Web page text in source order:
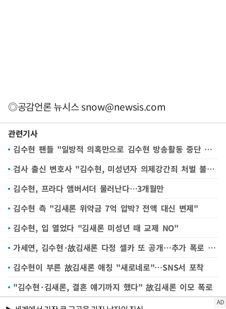
◎공감언론 뉴시스snow@newsis.com
관련기사
김수현 팬들 "일방적 의혹만으로 김수현 방송활동 중단 강요"
검사 출신 변호사 "김수현, 미성년자 의제강간죄 처벌 불가"
김수현, 프라다 앰버서더 물러난다…3개월만
김수현 측 "김새론 위약금 7억 압박? 전액 대신 변제"
김수현, 입 열었다 "김새론 미성년 때 교제 NO"
가세연, 김수현·故김새론 다정 셀카 또 공개…추가 폭로 예고
김수현이 부른 故김새론 애칭 "새로네로"…SNS서 포착
"김수현·김새론, 결혼 얘기까지 했다" 故김새론 이모 폭로